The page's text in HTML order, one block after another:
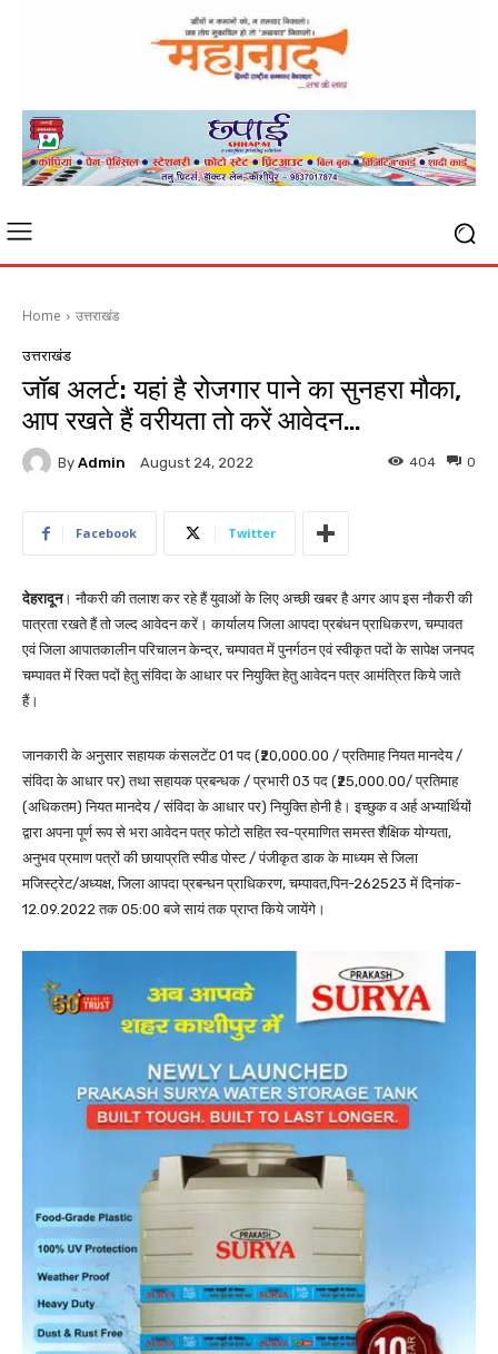
Home उत्तराखंड
उत्तराखंड
जॉब अलर्ट: यहां है रोजगार पाने का सुनहरा मौका,
आप रखते हैं वरीयता तो करें आवेदन…
By Admin August 24, 2022 0
404
Facebook Twitter
देहरादून। नौकरी की तलाश कर रहे हैं युवाओं के लिए अच्छी खबर है अगर आप इस नौकरी की
पात्रता रखते हैं तो जल्द आवेदन करें।‌ कार्यालय जिला आपदा प्रबंधन प्राधिकरण, चम्पावत
एवं जिला आपातकालीन परिचालन केन्द्र, चम्पावत में पुनर्गठन एवं स्वीकृत पदों के सापेक्ष जनपद
चम्पावत में रिक्त पदों हेतु संविदा के आधार पर नियुक्ति हेतु आवेदन पत्र आमंत्रित किये जाते
हैं।
जानकारी के अनुसार सहायक कंसलटेंट 01 पद (₹20,000.00 / प्रतिमाह नियत मानदेय /
संविदा के आधार पर) तथा सहायक प्रबन्धक / प्रभारी 03 पद (₹25,000.00/ प्रतिमाह
(अधिकतम) नियत मानदेय / संविदा के आधार पर) नियुक्ति होनी है। इच्छुक व अर्ह अभ्यार्थियों
द्वारा अपना पूर्ण रूप से भरा आवेदन पत्र फोटो सहित स्व-प्रमाणित समस्त शैक्षिक योग्यता,
अनुभव प्रमाण पत्रों की छायाप्रति स्पीड पोस्ट / पंजीकृत डाक के माध्यम से जिला
मजिस्ट्रेट/अध्यक्ष, जिला आपदा प्रबन्धन प्राधिकरण, चम्पावत,पिन-262523 में दिनांक-
12.09.2022 तक 05:00 बजे सायं तक प्राप्त किये जायेंगे।